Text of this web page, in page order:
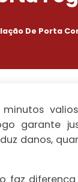
De Porta
garante
danos,